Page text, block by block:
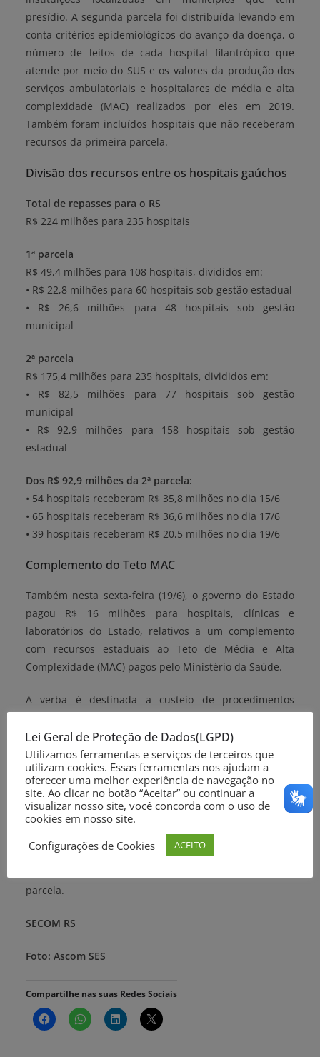
presídio. A segunda parcela foi distribuída levando em
conta critérios epidemiológicos do avanço da doença, o
número de leitos de cada hospital filantrópico que
atende por meio do SUS e os valores da produção dos
serviços ambulatoriais e hospitalares de média e alta
complexidade (MAC) realizados por eles em 2019.
Também foram incluídos hospitais que não receberam
recursos da primeira parcela.
Divisão dos recursos entre os hospitais gaúchos
Total de repasses para o RS
R$ 224 milhões para 235 hospitais
1ª parcela
R$ 49,4 milhões para 108 hospitais, divididos em:
• R$ 22,8 milhões para 60 hospitais sob gestão estadual
• R$ 26,6 milhões para 48 hospitais sob gestão
municipal
2ª parcela
R$ 175,4 milhões para 235 hospitais, divididos em:
• R$ 82,5 milhões para 77 hospitais sob gestão
municipal
• R$ 92,9 milhões para 158 hospitais sob gestão
estadual
Dos R$ 92,9 milhões da 2ª parcela:
• 54 hospitais receberam R$ 35,8 milhões no dia 15/6
• 65 hospitais receberam R$ 36,6 milhões no dia 17/6
• 39 hospitais receberam R$ 20,5 milhões no dia 19/6
Complemento do Teto MAC
Também nesta sexta-feira (19/6), o governo do Estado
pagou R$ 16 milhões para hospitais, clínicas e
laboratórios do Estado, relativos a um complemento
com recursos estaduais ao Teto de Média e Alta
Complexidade (MAC) pagos pelo Ministério da Saúde.
A verba é destinada a custeio de procedimentos
alta complexidade por meio do SUS. São beneficiadas
mais de 200 instituições que têm contratos com o
governo. Com essa medida, fica mantida a regularidade
nos repasses do exercício de 2020.
Acesse aquia lista de todos hospitais beneficiados e
valores a cada instituição.
parcela.
SECOM RS
Foto: Ascom SES
Compartilhe nas suas Redes Sociais
Lei Geral de Proteção de Dados(LGPD)
Utilizamos ferramentas e serviços de terceiros que
utilizam cookies. Essas ferramentas nos ajudam a
oferecer uma melhor experiência de navegação no
site. Ao clicar no botão “Aceitar” ou continuar a
visualizar nosso site, você concorda com o uso de
cookies em nosso site.
Configurações de Cookies
ACEITO